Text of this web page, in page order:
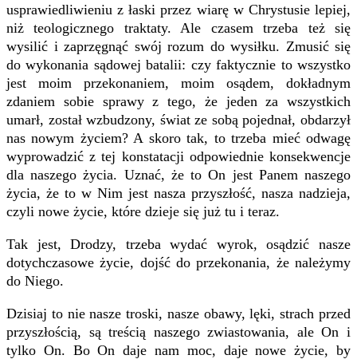
usprawiedliwieniu z łaski przez wiarę w Chrystusie lepiej,
niż teologicznego traktaty. Ale czasem trzeba też się
wysilić i zaprzęgnąć swój rozum do wysiłku. Zmusić się
do wykonania sądowej batalii: czy faktycznie to wszystko
jest moim przekonaniem, moim osądem, dokładnym
zdaniem sobie sprawy z tego, że jeden za wszystkich
umarł, został wzbudzony, świat ze sobą pojednał, obdarzył
nas nowym życiem? A skoro tak, to trzeba mieć odwagę
wyprowadzić z tej konstatacji odpowiednie konsekwencje
dla naszego życia. Uznać, że to On jest Panem naszego
życia, że to w Nim jest nasza przyszłość, nasza nadzieja,
czyli nowe życie, które dzieje się już tu i teraz.
Tak jest, Drodzy, trzeba wydać wyrok, osądzić nasze
dotychczasowe życie, dojść do przekonania, że należymy
do Niego.
Dzisiaj to nie nasze troski, nasze obawy, lęki, strach przed
przyszłością, są treścią naszego zwiastowania, ale On i
tylko On. Bo On daje nam moc, daje nowe życie, by